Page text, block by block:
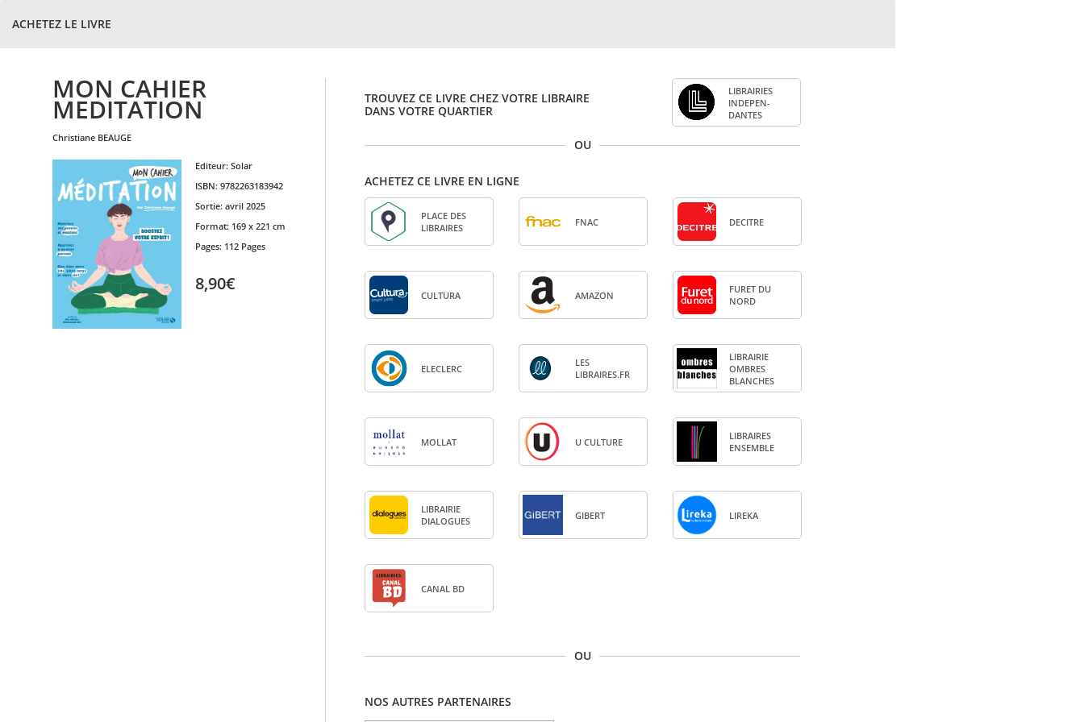
ACHETEZ LE LIVRE
MON CAHIER
MEDITATION
christiane BEAUGE
Editeur: Solar
ISBN: 9782263183942
Sortie: avril 2025
Format: 169 x 221 cm
Pages: 112 Pages
8,90€
TROUVEZ CE LIVRE CHEZ VOTRE LIBRAIRE
DANS VOTRE QUARTIER
LIBRAI­RIES
INDE­PEN­
DANTES
OU
ACHETEZ CE LIVRE EN LIGNE
PLACE DES
LIBRAIRES
FNAC DECITRE
CULTURA AMA­ZON
FURET DU
NORD
ELE­CLERC
LES
LIBRAIRES.FR
LIBRAI­RIE
OMBRES
BLANCHES
MOL­LAT U CULTURE
LIBRAIRES
ENSEMBLE
LIBRAI­RIE
DIA­LOGUES
GIBERT LIREKA
CANAL BD
OU
NOS AUTRES PARTENAIRES